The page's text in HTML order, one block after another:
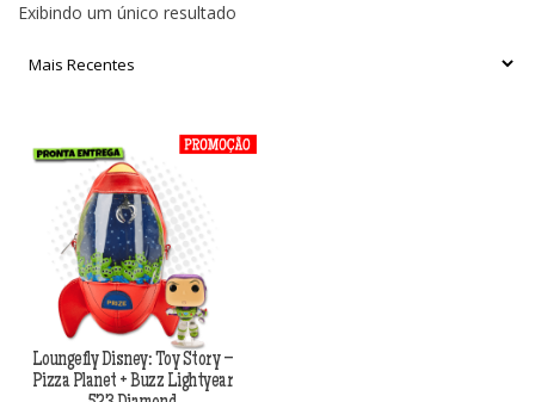
Exibindo um único resultado
Loungefly Disney: Toy Story –
Pizza Planet + Buzz Lightyear